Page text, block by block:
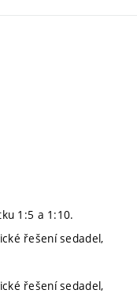
1:5 a 1:10.
řešení sedadel,
řešení sedadel,